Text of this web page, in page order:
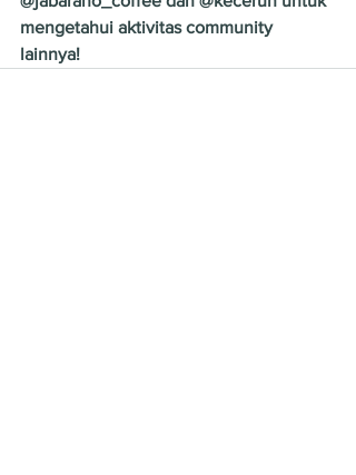
mengetahui aktivitas community
lainnya!